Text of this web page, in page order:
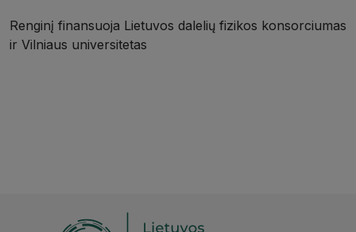
Renginį finansuoja Lietuvos dalelių fizikos konsorciumas
ir Vilniaus universitetas